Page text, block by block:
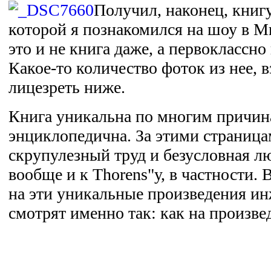
Получил, наконец,
которой я познакомился на шоу в
это и не книга даже, а
Какое-то количество фоток из нее,
лицезреть ниже.
Книга уникальна по многим
энциклопедична. За этими
скрупулезный труд и безусловная
вообще и к Thorens"у, в частности.
на эти уникальные произведения
смотрят именно так: как на